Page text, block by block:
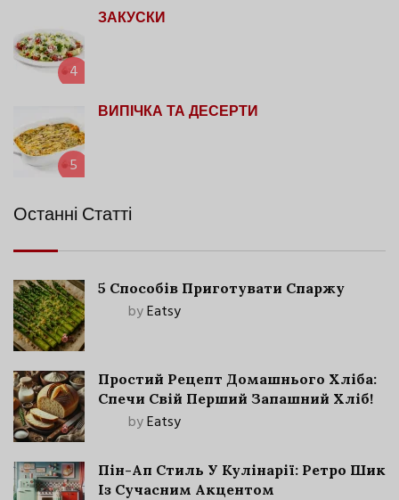
4
ЗАКУСКИ
5
ВИПІЧКА ТА ДЕСЕРТИ
Останні Статті
5 Способів Приготувати Спаржу
byEatsy
Простий Рецепт Домашнього Хліба:
Спечи Свій Перший Запашний Хліб!
byEatsy
Пін-Ап Стиль У Кулінарії: Ретро Шик
Із Сучасним Акцентом